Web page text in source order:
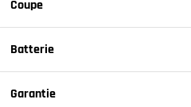
Coupe
Batterie
Garantie